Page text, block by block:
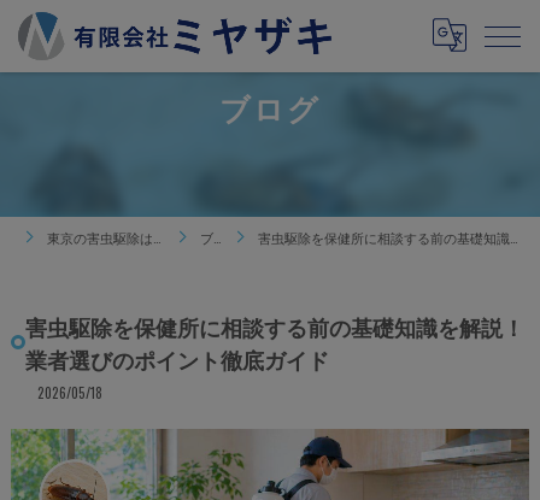
ブログ
東京の害虫駆除は有限会社ミヤザキ ブログ 害虫駆除を保健所に相談する前の基礎知識を解説！業者選びのポイント徹底ガイド
害虫駆除を保健所に相談する前の基礎知識を解説！
業者選びのポイント徹底ガイド
2026/05/18